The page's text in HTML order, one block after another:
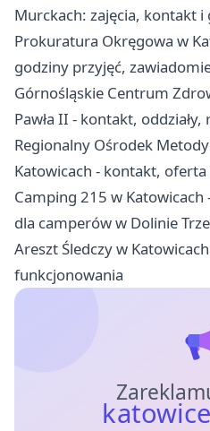
Murckach: zajęcia, kontakt i
Prokuratura Okręgowa w
godziny przyjęć,
Górnośląskie Centrum
Pawła II - kontakt, oddziały,
Regionalny Ośrodek
Katowicach - kontakt,
Camping 215 w
dla camperów w Dolinie
Areszt Śledczy w
funkcjonowania